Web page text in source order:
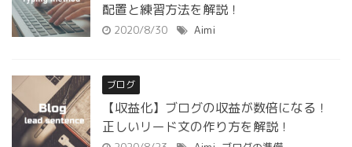
配置と練習方法を解説！
2020/8/30 Aimi
ブログ
【収益化】ブログの収益が数倍になる！
正しいリード文の作り方を解説！